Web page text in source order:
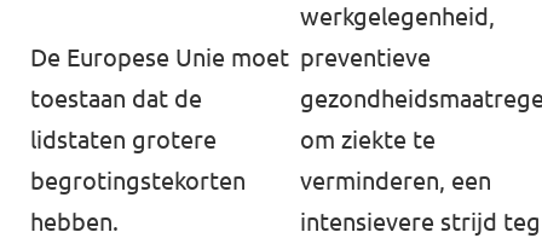
De Europese Unie moet
toestaan dat de
lidstaten grotere
⁠begrotingstekorten⁠
hebben.
werkgelegenheid,
preventieve
om ziekte te
verminderen, een
intensievere strijd